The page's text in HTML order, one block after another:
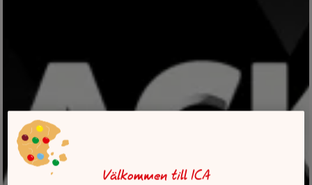
Välkommen till ICA